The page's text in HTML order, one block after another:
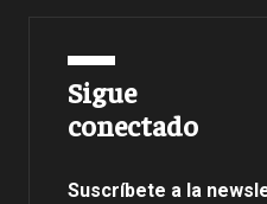
Sigue
conectado
Suscríbete a la